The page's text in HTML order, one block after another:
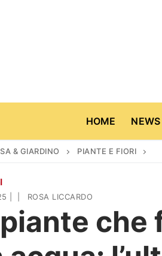
HOME NEWS
Home
News
Cinema e TV
Casa & Giardino
& GIARDINO PIANTE E FIORI
ROSA LICCARDO
che